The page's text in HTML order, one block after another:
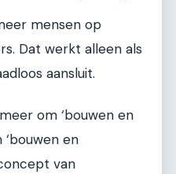
mensen op
Dat werkt alleen als
aansluit.
om ‘bouwen en
‘bouwen en
van